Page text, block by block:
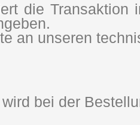
die Transaktion
an unseren
bei der